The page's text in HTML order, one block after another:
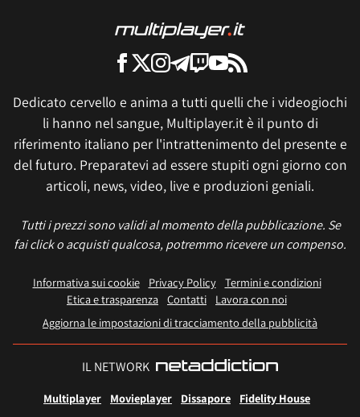
Dedicato cervello e anima a tutti quelli che i videogiochi
li hanno nel sangue, Multiplayer.it è il punto di
riferimento italiano per l'intrattenimento del presente e
del futuro. Preparatevi ad essere stupiti ogni giorno con
articoli, news, video, live e produzioni geniali.
Tutti i prezzi sono validi al momento della pubblicazione. Se
fai click o acquisti qualcosa, potremmo ricevere un compenso.
Informativa sui cookie Privacy Policy
Termini e condizioni
Etica e trasparenza Contatti
Lavora con noi
Aggiorna le impostazioni di tracciamento della pubblicità
IL NETWORK
Multiplayer Movieplayer Dissapore
Fidelity House